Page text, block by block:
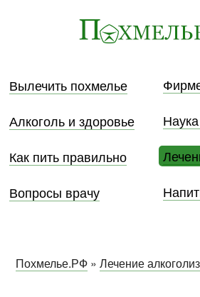
Вылечить похмелье
Алкоголь и здоровье
Как пить правильно
Вопросы врачу
Похмелье.РФ » Лечение